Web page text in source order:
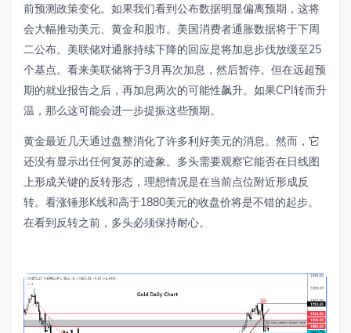
前预测政策变化。如果我们看到公布数据明显偏离预期，这将
会大幅推动美元、黄金和股市。美国消费者通胀数据将于下周
二公布。美联储对通胀持续下降的回应是将加息步伐放缓至25
个基点。看来美联储将于3月再次加息，然后暂停。但在远超预
期的就业报告之后，再加息两次的可能性飙升。如果CPI转而升
温，那么这可能会进一步提振这些预期。
黄金最近几天通过盘整消化了许多利好美元的消息。然而，它
还没有显示出任何复苏的迹象。多头需要观察它能否在日线图
上形成关键的反转形态，理想情况是在当前点位附近形成反
转。看涨锤形K线和高于1880美元的收盘价将是不错的起步。
在看到反转之前，多头必须保持耐心。